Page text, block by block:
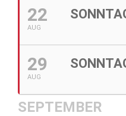
22
AUG
29
AUG
SEPTEMBER